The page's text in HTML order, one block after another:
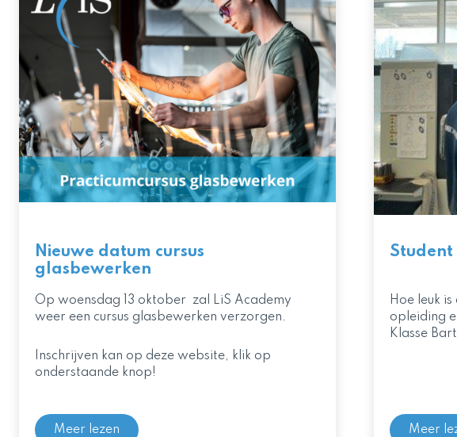
Nieuwe datum cursus
glasbewerken
Op woensdag 13 oktober zal LiS Academy
weer een cursus glasbewerken verzorgen.
Inschrijven kan op deze website, klik op
onderstaande knop!
Meer lezen
Hoe leuk
opleiding
Klasse
Meer